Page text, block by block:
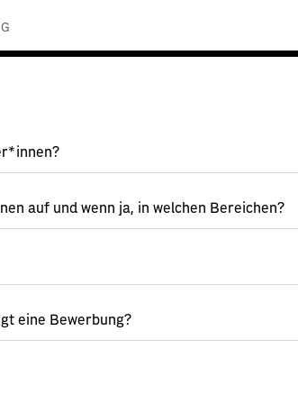
auf und wenn ja, in welchen Bereichen?
eine Bewerbung?